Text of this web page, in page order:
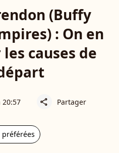
(Buffy
: On en
causes de
20:57 share Partager
préférées